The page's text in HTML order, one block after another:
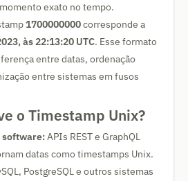
exato no tempo.
1700000000corresponde a
às 22:13:20 UTC. Esse formato
entre datas, ordenação
entre sistemas em fusos
o Timestamp Unix?
software:APIs REST e GraphQL
datas como timestamps Unix.
PostgreSQL e outros sistemas